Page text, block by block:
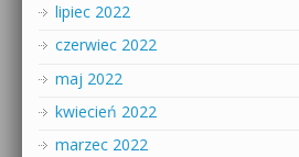
lipiec 2022
czerwiec 2022
maj 2022
kwiecień 2022
marzec 2022